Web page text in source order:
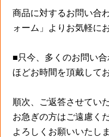
商品に対するお問い合
ォーム」よりお気軽に
■只今、多くのお問い
ほどお時間を頂戴して
順次、ご返答させてい
お急ぎの方はご遠慮く
よろしくお願いいたしま